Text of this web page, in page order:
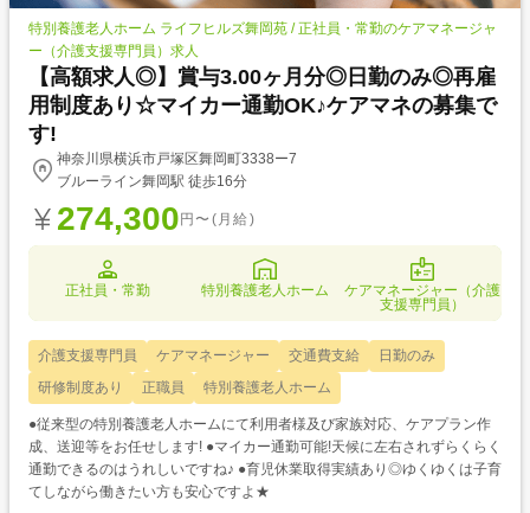
特別養護老人ホーム ライフヒルズ舞岡苑 / 正社員・常勤のケアマネージャ
ー（介護支援専門員）求人
【高額求人◎】賞与3.00ヶ月分◎日勤のみ◎再雇
用制度あり☆マイカー通勤OK♪ケアマネの募集で
す!
神奈川県横浜市戸塚区舞岡町3338ー7
ブルーライン舞岡駅 徒歩16分
274,300 円〜(月給)
正社員・常勤 特別養護老人ホーム
ケアマネージャー（介護
支援専門員）
介護支援専門員 ケアマネージャー 交通費支給
日勤のみ
研修制度あり
正職員 特別養護老人ホーム
●従来型の特別養護老人ホームにて利用者様及び家族対応、ケアプラン作
成、送迎等をお任せします! ●マイカー通勤可能!天候に左右されずらくらく
通勤できるのはうれしいですね♪ ●育児休業取得実績あり◎ゆくゆくは子育
てしながら働きたい方も安心ですよ★